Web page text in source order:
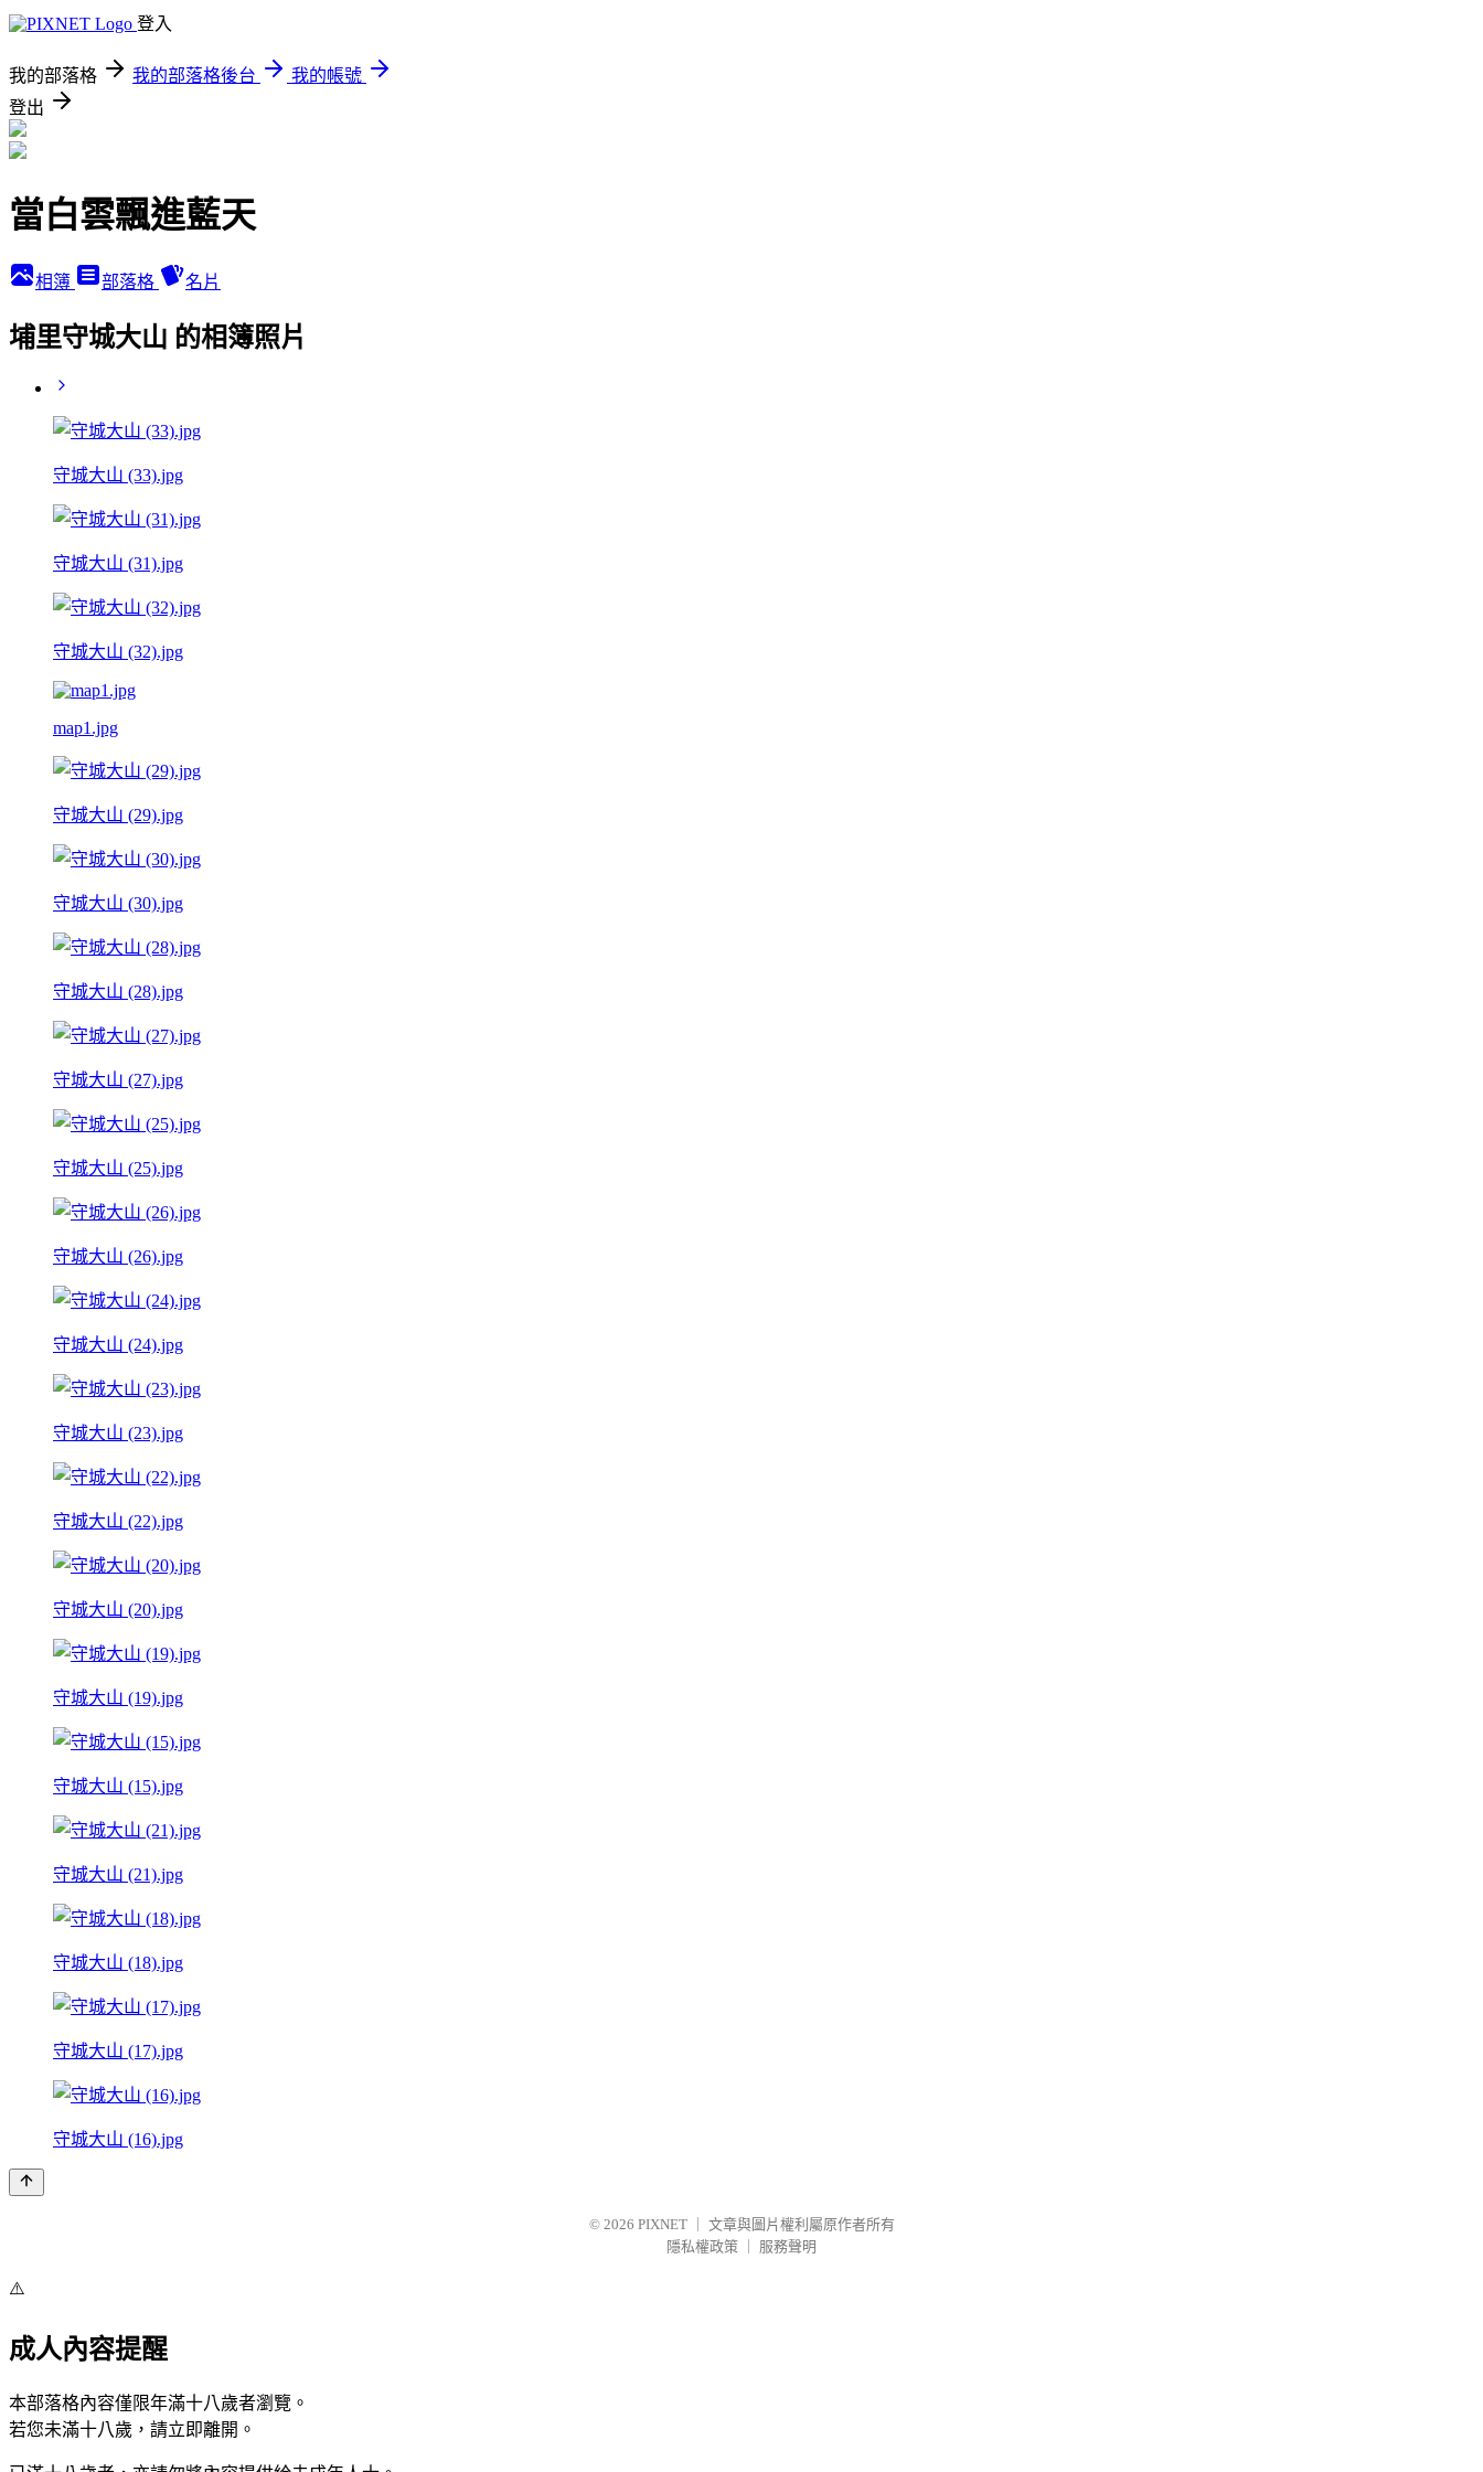
登入
我的部落格 我的部落格後台
我的帳號
登出
當白雲飄進藍天
相簿 部落格 名片
埔里守城大山 的相簿照片
守城大山 (33).jpg
守城大山 (31).jpg
守城大山 (32).jpg
map1.jpg
守城大山 (29).jpg
守城大山 (30).jpg
守城大山 (28).jpg
守城大山 (27).jpg
守城大山 (25).jpg
守城大山 (26).jpg
守城大山 (24).jpg
守城大山 (23).jpg
守城大山 (22).jpg
守城大山 (20).jpg
守城大山 (19).jpg
守城大山 (15).jpg
守城大山 (21).jpg
守城大山 (18).jpg
守城大山 (17).jpg
守城大山 (16).jpg
© 2026 PIXNET
文章與圖片權利屬原作者所有
隱私權政策
服務聲明
⚠️
成人內容提醒
本部落格內容僅限年滿十八歲者瀏覽。
若您未滿十八歲，請立即離開。